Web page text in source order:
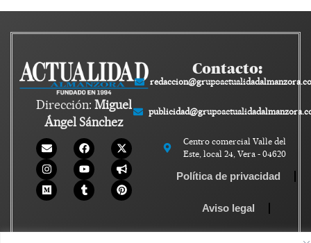
Dirección: Miguel
Ángel Sánchez
Contacto:
Centro comercial Valle del
Este, local 24, Vera - 04620
Política de privacidad
Aviso legal